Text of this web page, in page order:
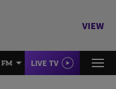
VIEW
LIVE TV